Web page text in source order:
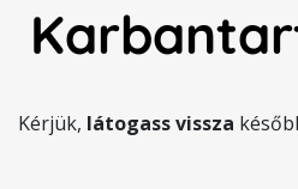
Kérjük, látogass vissza